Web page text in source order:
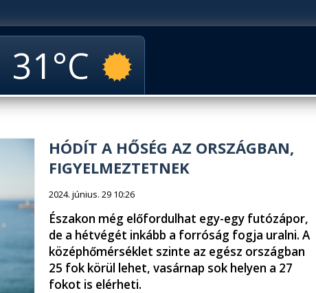
31
HÓDÍT A HŐSÉG AZ ORSZÁGBAN,
FIGYELMEZTETNEK
2024. június. 29 10:26
Északon még előfordulhat egy-egy futózápor,
de a hétvégét inkább a forróság fogja uralni. A
középhőmérséklet szinte az egész országban
25 fok körül lehet, vasárnap sok helyen a 27
fokot is elérheti.